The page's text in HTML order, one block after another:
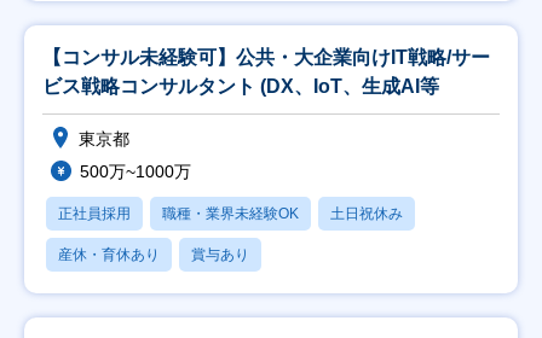
【コンサル未経験可】公共・大企業向けIT戦略/サー
ビス戦略コンサルタント (DX、IoT、生成AI等
東京都
500万~1000万
正社員採用 職種・業界未経験OK 土日祝休み
産休・育休あり 賞与あり